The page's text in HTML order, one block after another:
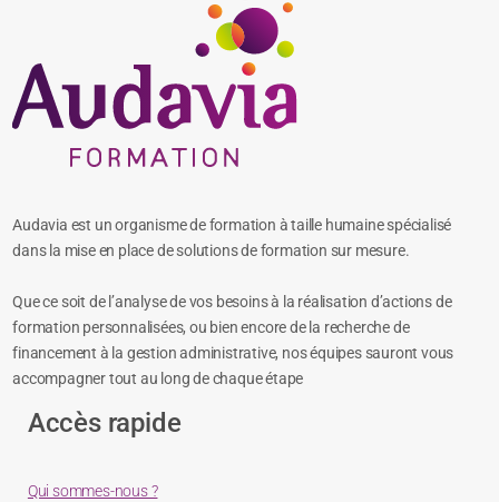
Audavia est un organisme de formation à taille humaine spécialisé
dans la mise en place de solutions de formation sur mesure.
Que ce soit de l’analyse de vos besoins à la réalisation d’actions de
formation personnalisées, ou bien encore de la recherche de
financement à la gestion administrative, nos équipes sauront vous
accompagner tout au long de chaque étape
Accès rapide
Qui sommes-nous ?